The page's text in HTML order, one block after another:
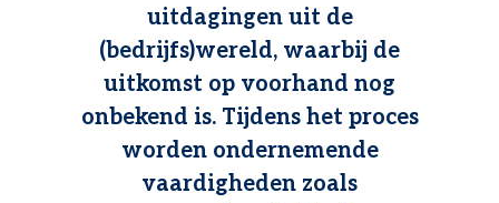
uitdagingen uit de
(bedrijfs)wereld, waarbij de
uitkomst op voorhand nog
onbekend is. Tijdens het proces
worden ondernemende
vaardigheden zoals